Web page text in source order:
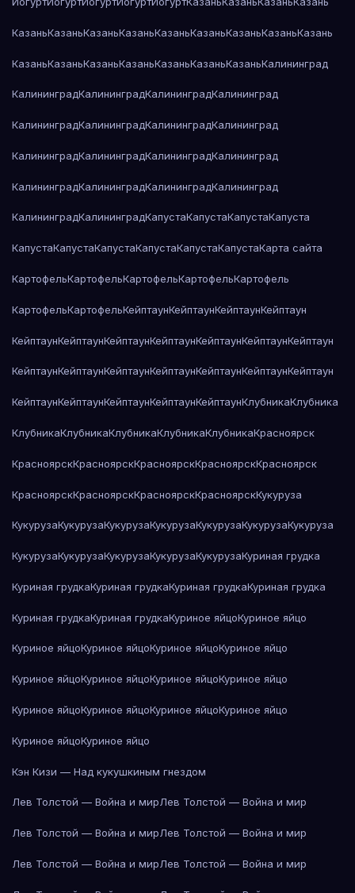
КазаньКазаньКазаньКазаньКазаньКазаньКазаньКазаньКазань
КазаньКазаньКазаньКазаньКазаньКазаньКазаньКалининград
КалининградКалининградКалининградКалининград
КалининградКалининградКалининградКалининград
КалининградКалининградКалининградКалининград
КалининградКалининградКалининградКалининград
КалининградКалининградКапустаКапустаКапустаКапуста
КапустаКапустаКапустаКапустаКапустаКапустаКарта сайта
КартофельКартофельКартофельКартофельКартофель
КартофельКартофельКейптаунКейптаунКейптаунКейптаун
КейптаунКейптаунКейптаунКейптаунКейптаунКейптаунКейптаун
КейптаунКейптаунКейптаунКейптаунКейптаунКейптаунКейптаун
КейптаунКейптаунКейптаунКейптаунКейптаунКлубникаКлубника
КлубникаКлубникаКлубникаКлубникаКлубникаКрасноярск
КрасноярскКрасноярскКрасноярскКрасноярскКрасноярск
КрасноярскКрасноярскКрасноярскКрасноярскКукуруза
КукурузаКукурузаКукурузаКукурузаКукурузаКукурузаКукуруза
КукурузаКукурузаКукурузаКукурузаКукурузаКуриная грудка
Куриная грудкаКуриная грудкаКуриная грудкаКуриная грудка
Куриная грудкаКуриная грудкаКуриное яйцоКуриное яйцо
Куриное яйцоКуриное яйцоКуриное яйцоКуриное яйцо
Куриное яйцоКуриное яйцоКуриное яйцоКуриное яйцо
Куриное яйцоКуриное яйцоКуриное яйцоКуриное яйцо
Куриное яйцоКуриное яйцо
Кэн Кизи — Над кукушкиным гнездом
Лев Толстой — Война и мирЛев Толстой — Война и мир
Лев Толстой — Война и мирЛев Толстой — Война и мир
Лев Толстой — Война и мирЛев Толстой — Война и мир